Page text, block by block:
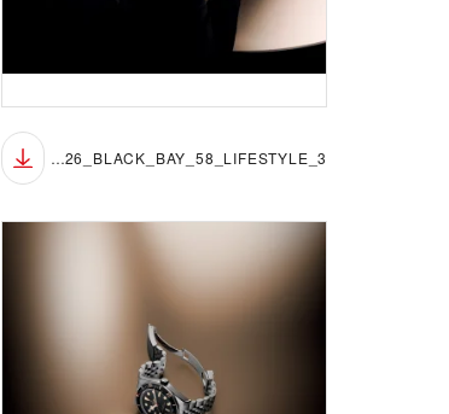
TUDOR_NP26_BLACK_BAY_58_LIFESTYLE_3